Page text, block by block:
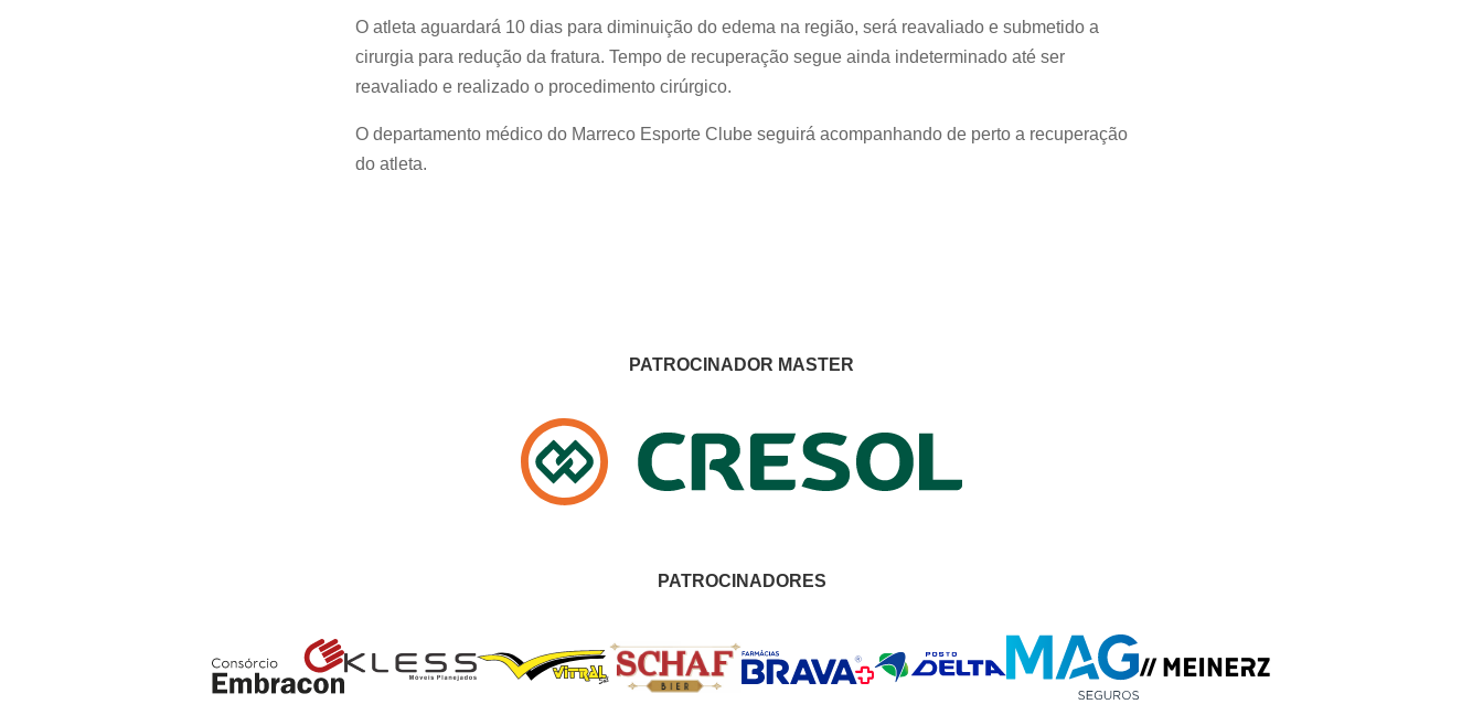
O atleta aguardará 10 dias para diminuição do edema na região, será reavaliado e submetido a
cirurgia para redução da fratura. Tempo de recuperação segue ainda indeterminado até ser
reavaliado e realizado o procedimento cirúrgico.
O departamento médico do Marreco Esporte Clube seguirá acompanhando de perto a recuperação
do atleta.
PATROCINADOR MASTER
PATROCINADORES